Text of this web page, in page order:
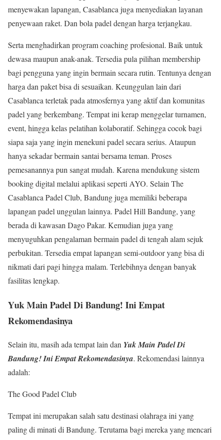
menyewakan lapangan, Casablanca juga menyediakan layanan
penyewaan raket. Dan bola padel dengan harga terjangkau.
Serta menghadirkan program coaching profesional. Baik untuk
dewasa maupun anak-anak. Tersedia pula pilihan membership
bagi pengguna yang ingin bermain secara rutin. Tentunya dengan
harga dan paket bisa di sesuaikan. Keunggulan lain dari
Casablanca terletak pada atmosfernya yang aktif dan komunitas
padel yang berkembang. Tempat ini kerap menggelar turnamen,
event, hingga kelas pelatihan kolaboratif. Sehingga cocok bagi
siapa saja yang ingin menekuni padel secara serius. Ataupun
hanya sekadar bermain santai bersama teman. Proses
pemesanannya pun sangat mudah. Karena mendukung sistem
booking digital melalui aplikasi seperti AYO. Selain The
Casablanca Padel Club, Bandung juga memiliki beberapa
lapangan padel unggulan lainnya. Padel Hill Bandung, yang
berada di kawasan Dago Pakar. Kemudian juga yang
menyuguhkan pengalaman bermain padel di tengah alam sejuk
perbukitan. Tersedia empat lapangan semi-outdoor yang bisa di
nikmati dari pagi hingga malam. Terlebihnya dengan banyak
fasilitas lengkap.
Yuk Main Padel Di Bandung! Ini Empat
Rekomendasinya
Selain itu, masih ada tempat lain dan Yuk Main Padel Di
Bandung! Ini Empat Rekomendasinya. Rekomendasi lainnya
adalah:
The Good Padel Club
Tempat ini merupakan salah satu destinasi olahraga ini yang
paling di minati di Bandung. Terutama bagi mereka yang mencari